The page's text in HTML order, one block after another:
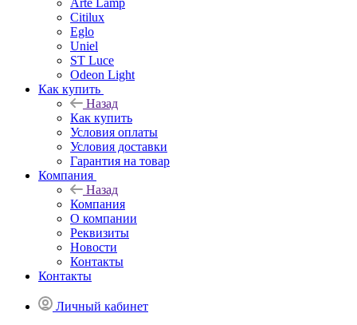
Arte Lamp
Citilux
Eglo
Uniel
ST Luce
Odeon Light
Как купить
Назад
Как купить
Условия оплаты
Условия доставки
Гарантия на товар
Компания
Назад
Компания
О компании
Реквизиты
Новости
Контакты
Контакты
Личный кабинет